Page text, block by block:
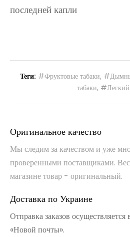
последней капли
Теги: #Фруктовые табаки,
табаки, #Легкий
Оригинальное качество
Мы следим за качеством и уже
проверенными поставщиками.
магазине товар - оригинальный.
Доставка по Украине
Отправка заказов
«Новой почты».